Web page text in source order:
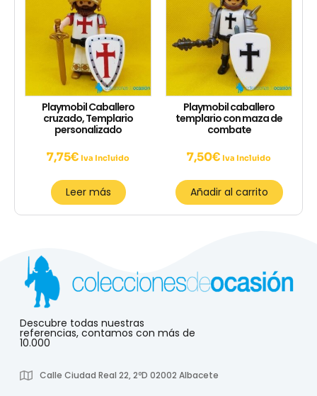
Playmobil Caballero
cruzado, Templario
personalizado
7,75€ Iva Incluido
Leer más
Playmobil caballero
templario con maza de
combate
7,50€ Iva Incluido
Añadir al carrito
Descubre todas nuestras
referencias, contamos con más de
10.000
Calle Ciudad Real 22, 2ºD 02002 Albacete